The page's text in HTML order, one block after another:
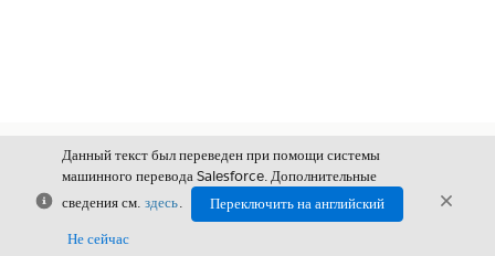
Закрыть
Данный текст был переведен при помощи системы
машинного перевода Salesforce. Дополнительные
сведения см. здесь.
Переключить на английский
Не сейчас